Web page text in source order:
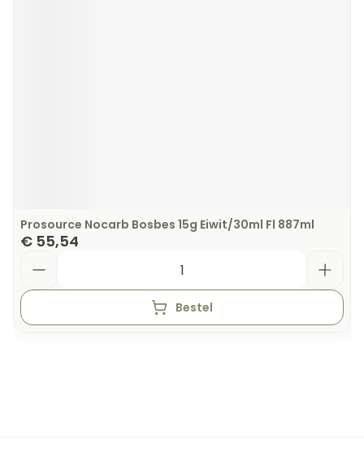
Prosource Nocarb Bosbes 15g Eiwit/30ml Fl 887ml
€ 55,54
Bestel